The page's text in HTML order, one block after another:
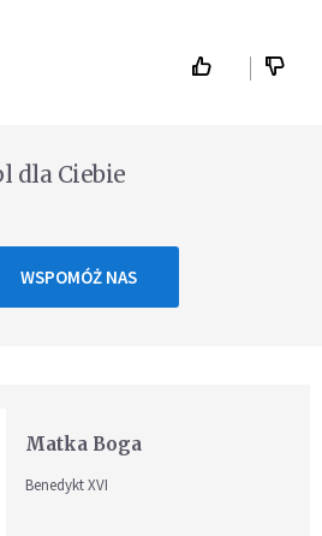
dla Ciebie
WSPOMÓŻ NAS
Matka Boga
Benedykt XVI